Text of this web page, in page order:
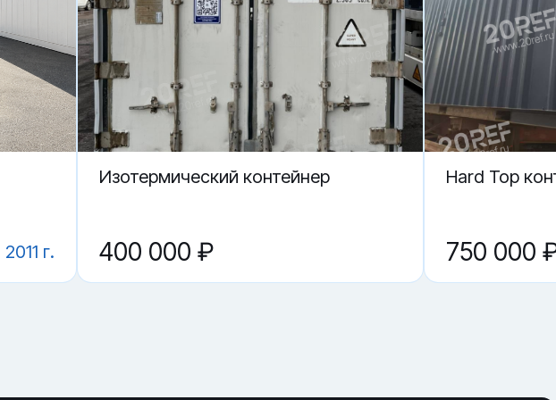
2011 г.
Изотермический контейнер
400 000 ₽
Hard Top
750 000